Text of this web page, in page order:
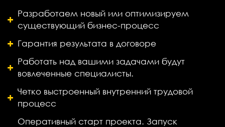
Разработаем новый или оптимизируем
существующий бизнес-процесс
Гарантия результата в договоре
Работать над вашими задачами будут
вовлеченные специалисты.
Четко выстроенный внутренний трудовой
процесс
Оперативный старт проекта. Запуск